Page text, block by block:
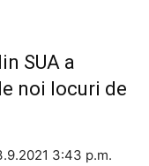
SUA a
noi locuri de
3:43 p.m.